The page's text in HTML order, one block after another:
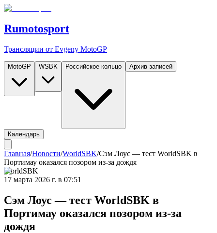
Rumotosport
Трансляции от Evgeny MotoGP
MotoGP WSBK Российское кольцо Архив записей
Календарь
Главная/Новости/WorldSBK/Сэм Лоус — тест WorldSBK в
Портимау оказался позором из-за дождя
WorldSBK
17 марта 2026 г. в 07:51
Сэм Лоус — тест WorldSBK в
Портимау оказался позором из-за
дождя